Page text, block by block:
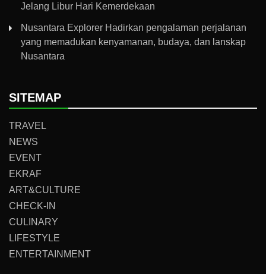
Jelang Libur Hari Kemerdekaan
Nusantara Explorer Hadirkan pengalaman perjalanan
yang memadukan kenyamanan, budaya, dan lanskap
Nusantara
SITEMAP
TRAVEL
NEWS
EVENT
EKRAF
ART&CULTURE
CHECK-IN
CULINARY
LIFESTYLE
ENTERTAINMENT